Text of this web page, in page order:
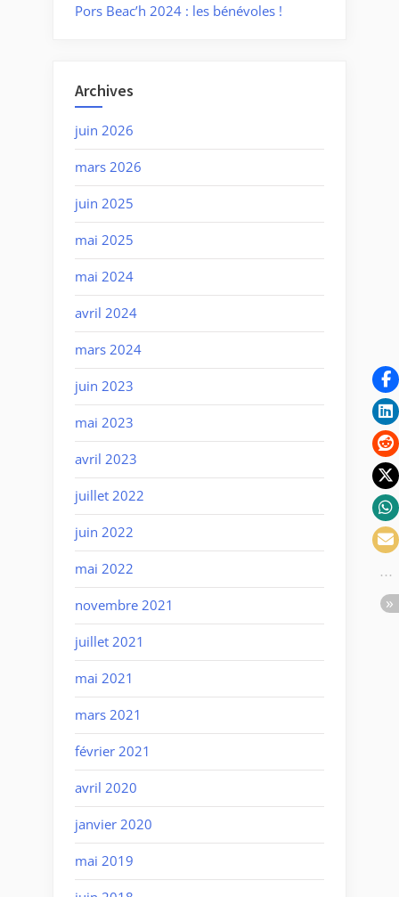
Pors Beac’h 2024 : les bénévoles !
Archives
juin 2026
mars 2026
juin 2025
mai 2025
mai 2024
avril 2024
mars 2024
juin 2023
mai 2023
avril 2023
juillet 2022
juin 2022
mai 2022
novembre 2021
juillet 2021
mai 2021
mars 2021
février 2021
avril 2020
janvier 2020
mai 2019